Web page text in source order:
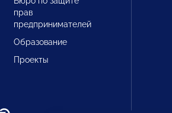
прав
предпринимателей
Образование
Проекты